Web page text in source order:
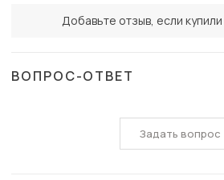
Добавьте отзыв, если
ВОПРОС-ОТВЕТ
Задать вопрос